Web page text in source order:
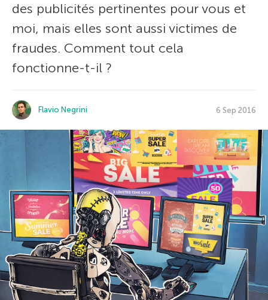
des publicités pertinentes pour vous et
moi, mais elles sont aussi victimes de
fraudes. Comment tout cela
fonctionne-t-il ?
Flavio Negrini 6 Sep 2016